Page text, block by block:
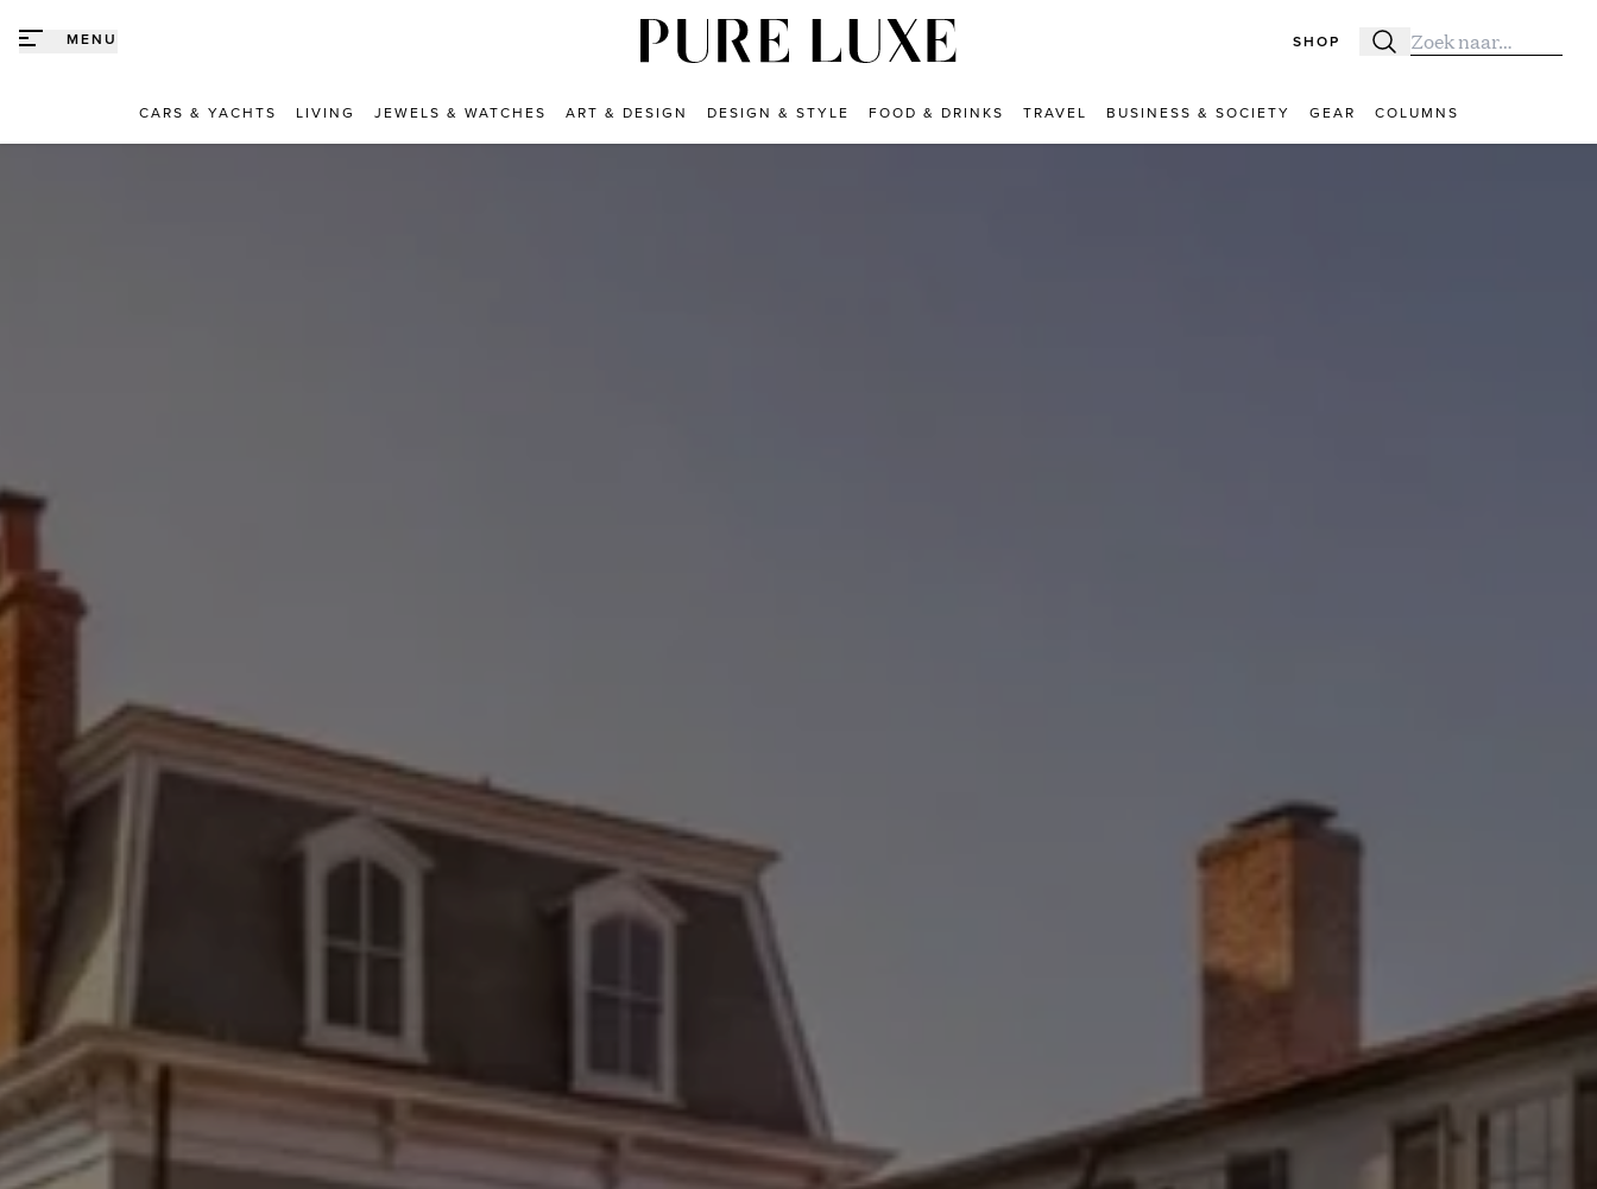
MENU SHOP Zoeken
Zoek naar:
CARS & YACHTS LIVING JEWELS & WATCHES ART & DESIGN DESIGN & STYLE FOOD & DRINKS TRAVEL BUSINESS & SOCIETY GEAR COLUMNS